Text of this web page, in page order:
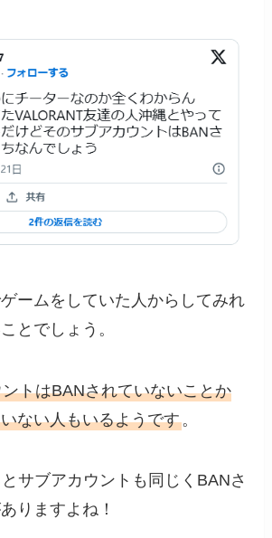
ームをしていた人からしてみれ
とでしょう。
トはBANされていないことか
ない人もいるようです。
サブアカウントも同じくBANさ
りますよね！